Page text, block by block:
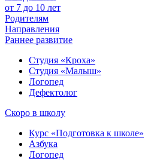
от 7 до 10 лет
Родителям
Направления
Раннее развитие
Студия «Кроха»
Студия «Малыш»
Логопед
Дефектолог
Скоро в школу
Курс «Подготовка к школе»
Азбука
Логопед